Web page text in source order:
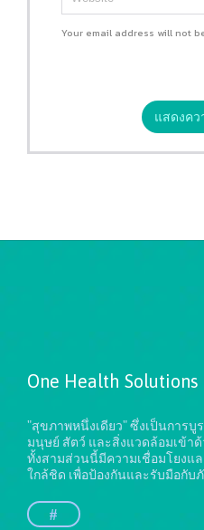
Your email address will not
One Health Solutions
"สุขภาพหนึ่งเดียว" ซึ่งเป็นการ
มนุษย์ สัตว์ และสิ่งแวดล้อมเข้า
ทั้งสามส่วนนี้มีความเชื่อมโยงแ
ใกล้ชิด เพื่อป้องกันและรับมือกั
#